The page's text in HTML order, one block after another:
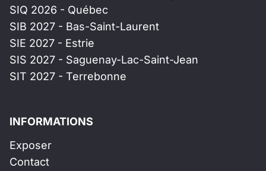
SIQ 2026 - Québec
SIB 2027 - Bas-Saint-Laurent
SIE 2027 - Estrie
SIS 2027 - Saguenay-Lac-Saint-Jean
SIT 2027 - Terrebonne
INFORMATIONS
Exposer
Contact